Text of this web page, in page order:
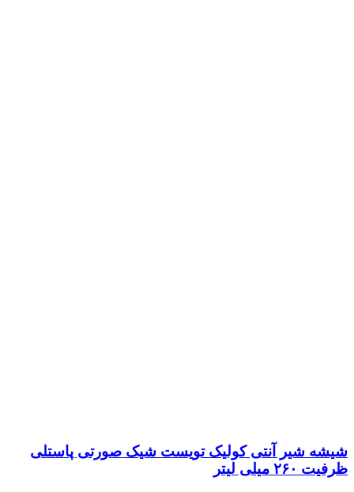
شیشه شیر آنتی کولیک تویست شیک صورتی پاستلی
ظرفیت ۲۶۰ میلی لیتر